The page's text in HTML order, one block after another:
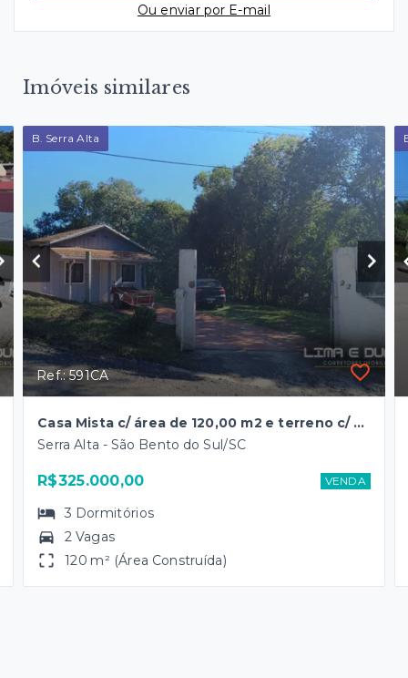
Ou enviar por E-mail
Imóveis similares
B. Serra Alta
Ref.: 591CA
Casa Mista c/ área de 120,00 m2 e terreno c/ 681,00 m2 - B. Serra Alta
Serra Alta - São Bento do Sul/SC
R$325.000,00 VENDA
3 Dormitórios
2 Vagas
120 m² (Área Construída)